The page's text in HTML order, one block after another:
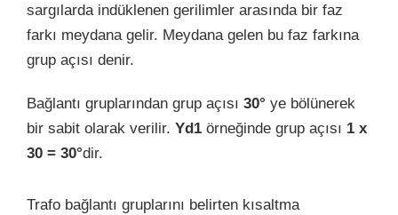
sargılarda indüklenen gerilimler arasında bir faz
farkı meydana gelir. Meydana gelen bu faz farkına
grup açısı denir.
Bağlantı gruplarından grup açısı 30° ye bölünerek
bir sabit olarak verilir. Yd1 örneğinde grup açısı 1 x
30 = 30°dir.
Trafo bağlantı gruplarını belirten kısaltma